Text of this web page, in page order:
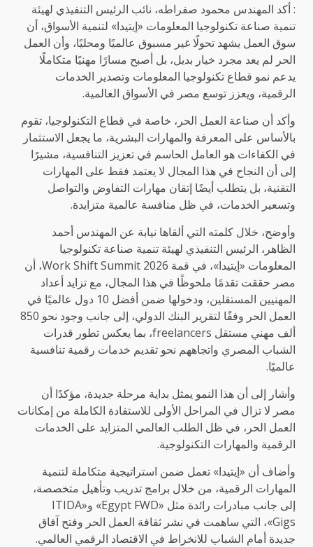
: أكد المهندس محمود صفراطه، نائب الرئيس التنفيذي لهيئة
تنمية صناعة تكنولوجيا المعلومات «إيتيدا» لتنمية الأسواق، أن
سوق العمل يشهد تحولًا غير مسبوق عالميًا ومحليًا، وأن العمل
الحر لم يعد مجرد خيار بديل، بل أصبح مسارًا مهنيًا متكاملًا
يدعم نمو قطاع تكنولوجيا المعلومات وتصدير الخدمات
الرقمية، ويعزز توسع مصر في الأسواق العالمية.
وأكد أن صناعة العمل الحر، خاصة في قطاع التكنولوجيا، تقوم
بالأساس على المعرفة والمهارات البشرية، ما يجعل الاستثمار
في الكفاءات هو العامل الحاسم في تعزيز التنافسية، مشيرًا
إلى أن النجاح في هذا المجال لا يعتمد فقط على المهارات
التقنية، بل يتطلب أيضًا إتقان مهارات التفاوض والتواصل
وتسعير الخدمات، في ظل منافسة عالمية متزايدة.
وأوضح، خلال كلمته التي ألقاها نيابة عن المهندس أحمد
الظاهر، الرئيس التنفيذي لهيئة تنمية صناعة تكنولوجيا
المعلومات «إيتيدا»، في قمة Work Shift Summit 2026، أن
مصر حققت تقدمًا ملحوظًا في هذا المجال، مع تزايد أعداد
المهنيين المستقلين، ودخولها ضمن أفضل 10 دول عالميًا في
العمل الحر وفقًا لتقرير البنك الدولي، إلى جانب وجود نحو 850
ألف مهني مستقل freelancers، بما يعكس تطور قدرات
الشباب المصري واتجاههم نحو تقديم خدمات رقمية تنافسية
عالميًا.
وأشار إلى أن هذا النمو يمثل بداية مرحلة جديدة، مؤكدًا أن
مصر لا تزال في المراحل الأولى للاستفادة الكاملة من إمكانات
العمل الحر، في ظل الطلب العالمي المتزايد على الخدمات
الرقمية والمهارات التكنولوجية.
وأضاف أن «إيتيدا» تعمل ضمن استراتيجية متكاملة لتنمية
المهارات الرقمية، من خلال برامج تدريب وتأهيل متخصصة،
إلى جانب مبادرات رائدة مثل «Egypt FWD» و«ITIDA
Gigs»، التي ساهمت في نشر ثقافة العمل الحر وفتح آفاق
جديدة أمام الشباب للانخراط في الاقتصاد الرقمي العالمي.